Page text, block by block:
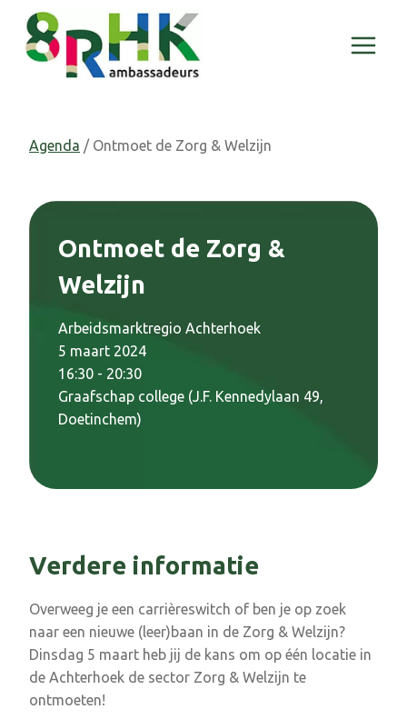
Doorgaan
naar
inhoud
Agenda / Ontmoet de Zorg & Welzijn
Ontmoet de Zorg &
Welzijn
Arbeidsmarktregio Achterhoek
5 maart 2024
16:30 - 20:30
Graafschap college (J.F. Kennedylaan 49,
Doetinchem)
Verdere informatie
Overweeg je een carrièreswitch of ben je op zoek
naar een nieuwe (leer)baan in de Zorg & Welzijn?
Dinsdag 5 maart heb jij de kans om op één locatie in
de Achterhoek de sector Zorg & Welzijn te
ontmoeten!